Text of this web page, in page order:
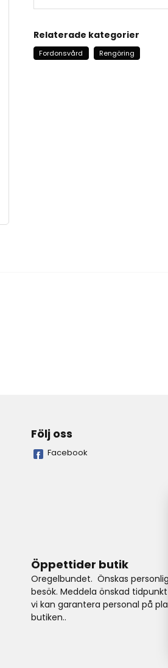
Relaterade kategorier
Fordonsvård Rengöring
Följ oss
Facebook
Öppettider butik
Oregelbundet. Önskas
besök. Meddela önskad tidpunkt
vi kan garantera personal på
butiken..